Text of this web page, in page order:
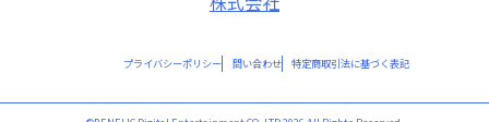
プライバシーポリシー 問い合わせ 特定商取引法に基づく表記